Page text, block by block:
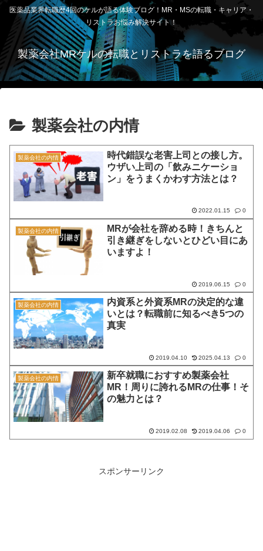
医薬品業界転職歴4回のケルが語る体験ブログ！MR・MSの転職・キャリア・
リストラお悩み解決サイト！
製薬会社MRケルの転職とリストラを語るブログ
製薬会社の内情
製薬会社の内情
時代錯誤な老害上司との接し方。
ウザい上司の「飲みニケーショ
ン」をうまくかわす方法とは？
2022.01.15 0
製薬会社の内情
MRが会社を辞める時！きちんと
引き継ぎをしないとひどい目にあ
いますよ！
2019.06.15 0
製薬会社の内情
内資系と外資系MRの決定的な違
いとは？転職前に知るべき5つの
真実
2019.04.10 2025.04.13 0
製薬会社の内情
新卒就職におすすめ製薬会社
MR！周りに誇れるMRの仕事！そ
の魅力とは？
2019.02.08 2019.04.06 0
スポンサーリンク